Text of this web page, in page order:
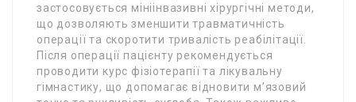
застосовується мініінвазивні хірургічні методи,
що дозволяють зменшити травматичність
операції та скоротити тривалість реабілітації.
Після операції пацієнту рекомендується
проводити курс фізіотерапії та лікувальну
гімнастику, що допомагає відновити м’язовий